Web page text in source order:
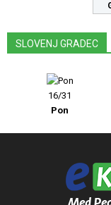
SLOVENJ GRADEC
16/31
Pon